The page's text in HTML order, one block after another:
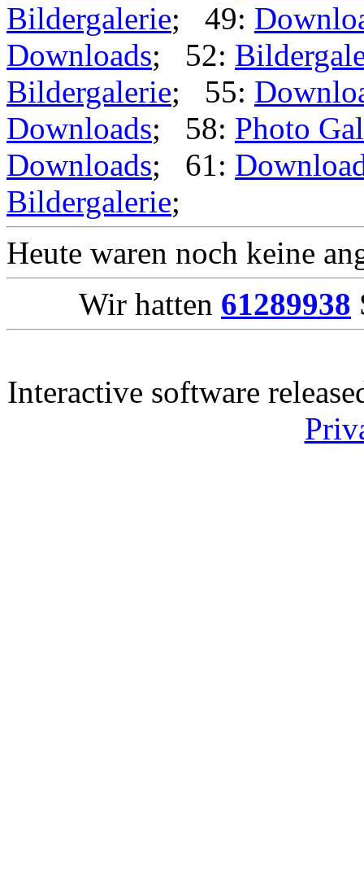
Bildergalerie; 49:
Downloads; 52:
Bildergalerie; 55:
Downloads; 58: Photo
Downloads; 61:
Bildergalerie;
Heute waren noch keine
Wir hatten 61289938
Interactive software